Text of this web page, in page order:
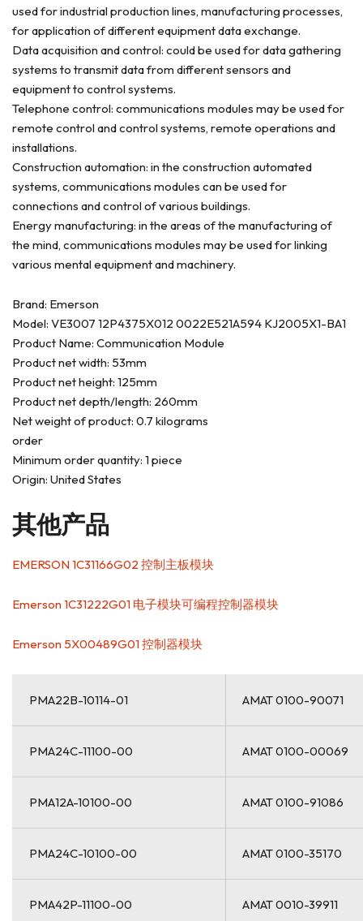
used for industrial production lines, manufacturing processes,
for application of different equipment data exchange.
Data acquisition and control: could be used for data gathering
systems to transmit data from different sensors and
equipment to control systems.
Telephone control: communications modules may be used for
remote control and control systems, remote operations and
installations.
Construction automation: in the construction automated
systems, communications modules can be used for
connections and control of various buildings.
Energy manufacturing: in the areas of the manufacturing of
the mind, communications modules may be used for linking
various mental equipment and machinery.
Brand: Emerson
Model: VE3007 12P4375X012 0022E521A594 KJ2005X1-BA1
Product Name: Communication Module
Product net width: 53mm
Product net height: 125mm
Product net depth/length: 260mm
Net weight of product: 0.7 kilograms
order
Minimum order quantity: 1 piece
Origin: United States
其他产品
EMERSON 1C31166G02 控制主板模块
Emerson 1C31222G01 电子模块可编程控制器模块
Emerson 5X00489G01 控制器模块
PMA22B-10114-01 AMAT 0100-90071
PMA24C-11100-00 AMAT 0100-00069
PMA12A-10100-00 AMAT 0100-91086
PMA24C-10100-00 AMAT 0100-35170
PMA42P-11100-00 AMAT 0010-39911